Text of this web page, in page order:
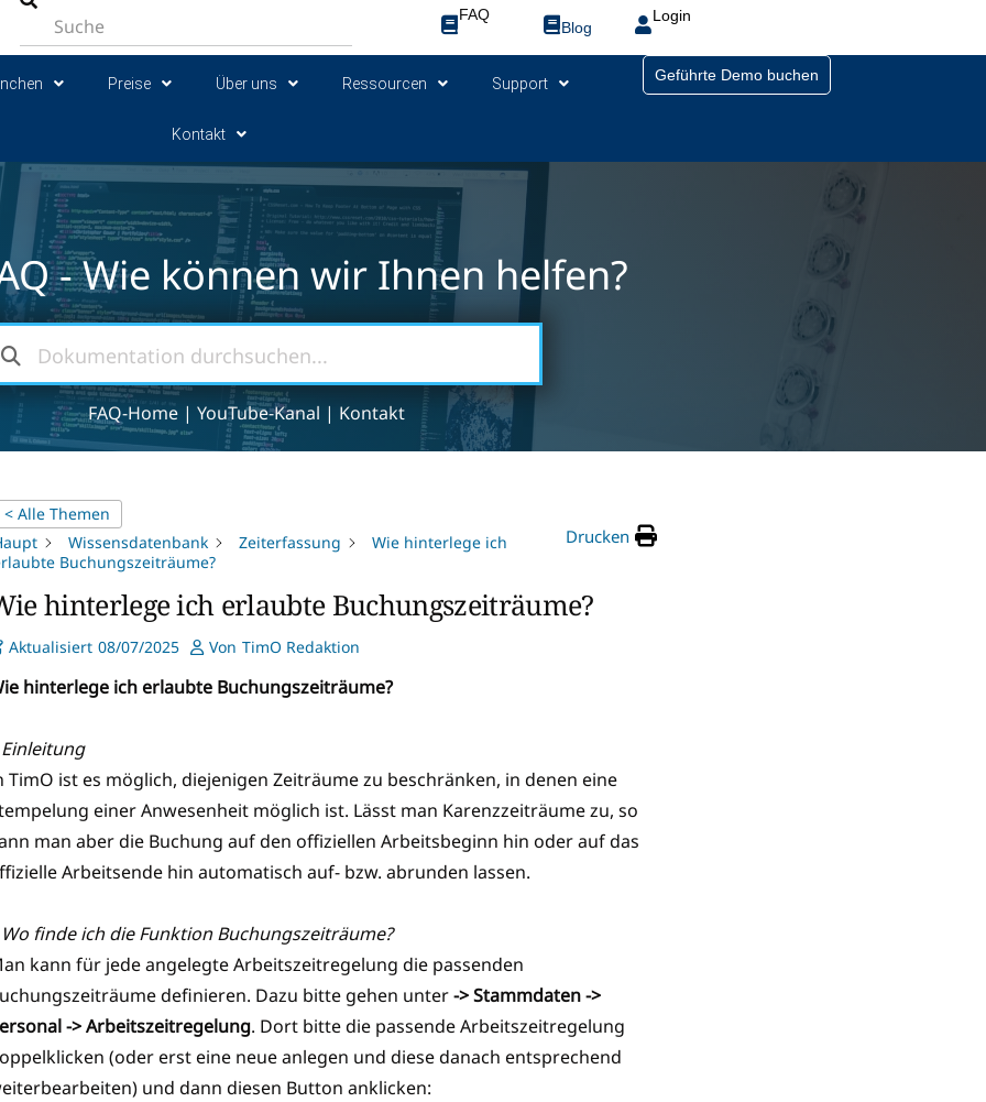
FAQ
Blog
Login
Preise Über uns Ressourcen Support
Kontakt
Geführte Demo buchen
- Wie können wir Ihnen helfen?
FAQ-Home | YouTube-Kanal | Kontakt
< Alle Themen
Wissensdatenbank Zeiterfassung
Wie hinterlege ich
Buchungszeiträume?
Drucken
hinterlege ich erlaubte Buchungszeiträume?
Aktualisiert 08/07/2025 Von TimO Redaktion
hinterlege ich erlaubte Buchungszeiträume?
Einleitung
TimO ist es möglich, diejenigen Zeiträume zu beschränken, in denen eine
einer Anwesenheit möglich ist. Lässt man Karenzzeiträume zu, so
man aber die Buchung auf den offiziellen Arbeitsbeginn hin oder auf das
Arbeitsende hin automatisch auf- bzw. abrunden lassen.
Wo finde ich die Funktion Buchungszeiträume?
kann für jede angelegte Arbeitszeitregelung die passenden
definieren. Dazu bitte gehen unter-> Stammdaten ->
-> Arbeitszeitregelung. Dort bitte die passende Arbeitszeitregelung
(oder erst eine neue anlegen und diese danach entsprechend
und dann diesen Button anklicken: